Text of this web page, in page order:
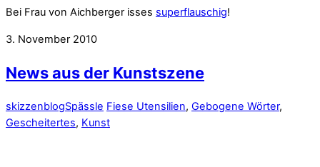
Bei Frau von Aichberger isses superflauschig!
3. November 2010
News aus der Kunstszene
skizzenblogSpässle Fiese Utensilien, Gebogene Wörter,
Gescheitertes, Kunst